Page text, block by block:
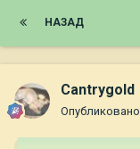
НАЗАД
Cantrygold
Опубликовано